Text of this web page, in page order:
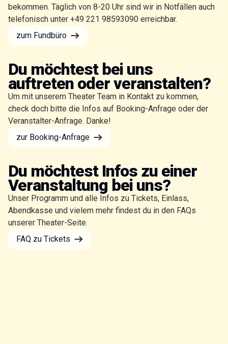
bekommen. Täglich von 8-20 Uhr sind wir in Notfällen auch
telefonisch unter +49 221 98593090 erreichbar.
zum Fundbüro
Du möchtest bei uns
auftreten oder veranstalten?
Um mit unserem Theater Team in Kontakt zu kommen,
check doch bitte die Infos auf Booking-Anfrage oder der
Veranstalter-Anfrage. Danke!
zur Booking-Anfrage
Du möchtest Infos zu einer
Veranstaltung bei uns?
Unser Programm und alle Infos zu Tickets, Einlass,
Abendkasse und vielem mehr findest du in den FAQs
unserer Theater-Seite.
FAQ zu Tickets